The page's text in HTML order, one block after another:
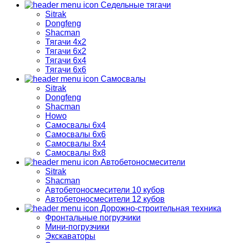
Седельные тягачи
Sitrak
Dongfeng
Shacman
Тягачи 4х2
Тягачи 6х2
Тягачи 6х4
Тягачи 6х6
Самосвалы
Sitrak
Dongfeng
Shacman
Howo
Самосвалы 6х4
Самосвалы 6х6
Самосвалы 8х4
Самосвалы 8х8
Автобетоносмесители
Sitrak
Shacman
Автобетоносмесители 10 кубов
Автобетоносмесители 12 кубов
Дорожно-строительная техника
Фронтальные погрузчики
Мини-погрузчики
Экскаваторы